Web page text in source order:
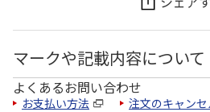
マークや記載内容について
よくあるお問い合わせ
お支払い方法 注文のキャン